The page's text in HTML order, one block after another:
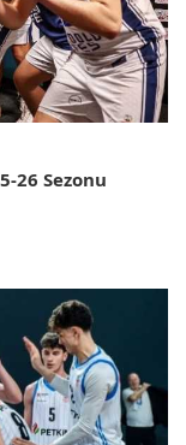
26 Sezonu